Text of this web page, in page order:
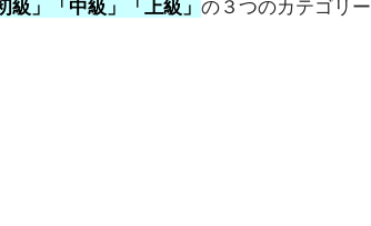
級」「中級」「上級」 の３つのカテゴリー